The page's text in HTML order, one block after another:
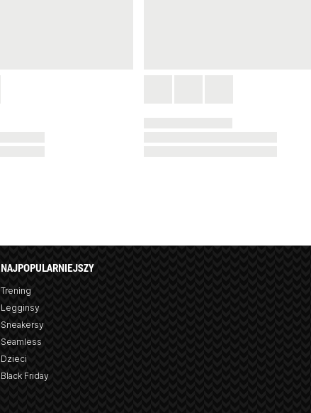
NAJPOPULARNIEJSZY
Trening
Legginsy
Sneakersy
Seamless
Dzieci
Black Friday